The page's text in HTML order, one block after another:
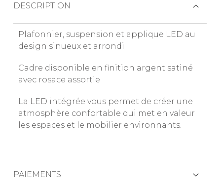
DESCRIPTION
Plafonnier, suspension et applique LED au
design sinueux et arrondi
Cadre disponible en finition argent satiné
avec rosace assortie
La LED intégrée vous permet de créer une
atmosphère confortable qui met en valeur
les espaces et le mobilier environnants.
PAIEMENTS